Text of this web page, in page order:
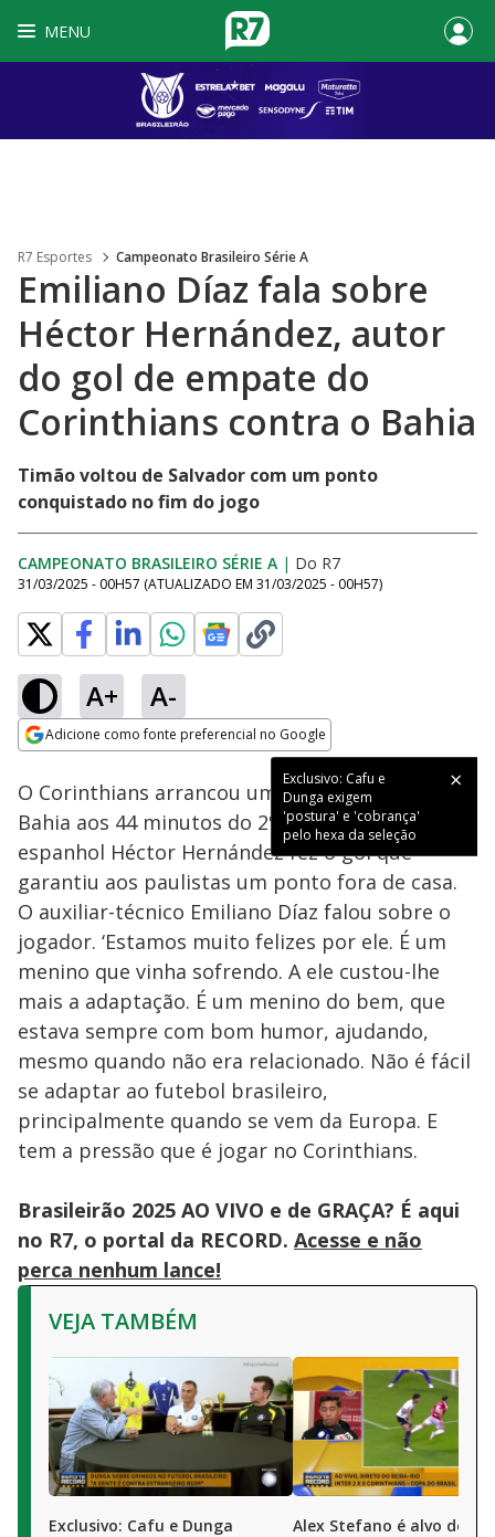
MENU
R7 Esportes Campeonato Brasileiro Série A
Emiliano Díaz fala sobre
Héctor Hernández, autor
do gol de empate do
Corinthians contra o Bahia
Timão voltou de Salvador com um ponto
conquistado no fim do jogo
CAMPEONATO BRASILEIRO SÉRIE A | Do R7
31/03/2025 - 00H57 (ATUALIZADO EM 31/03/2025 - 00H57)
A+ A-
Adicione como fonte preferencial no Google
Exclusivo: Cafu e
Dunga exigem
'postura' e 'cobrança'
pelo hexa da seleção
Ativar
Loaded :
15.58%
O Corinthians arrancou um empate contra o
Bahia aos 44 minutos do 2º tempo. O atacante
espanhol Héctor Hernández fez o gol que
garantiu aos paulistas um ponto fora de casa.
O auxiliar-técnico Emiliano Díaz falou sobre o
jogador. ‘Estamos muito felizes por ele. É um
menino que vinha sofrendo. A ele custou-lhe
mais a adaptação. É um menino do bem, que
estava sempre com bom humor, ajudando,
mesmo quando não era relacionado. Não é fácil
se adaptar ao futebol brasileiro,
principalmente quando se vem da Europa. E
tem a pressão que é jogar no Corinthians.
Brasileirão 2025 AO VIVO e de GRAÇA? É aqui
no R7, o portal da RECORD. Acesse e não
perca nenhum lance!
VEJA TAMBÉM
Exclusivo: Cafu e Dunga
Alex Stefano é alvo de